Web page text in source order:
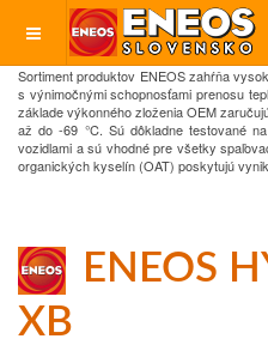
Sortiment produktov ENEOS zahŕňa
s výnimočnými schopnosťami prenosu
základe výkonného zloženia OEM
až do -69 °C. Sú dôkladne testované
vozidlami a sú vhodné pre všetky
organických kyselín (OAT) poskytujú
ENEOS
XB